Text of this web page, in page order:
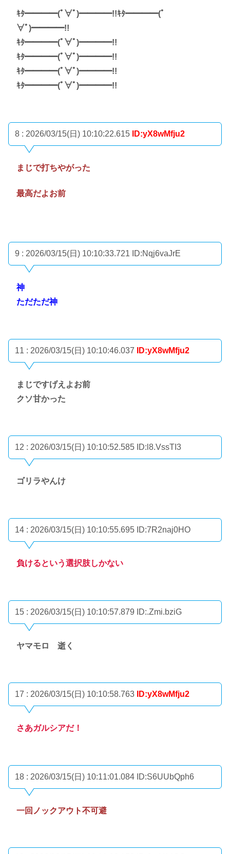
ｷﾀ━━━━(ﾟ∀ﾟ)━━━━!!ｷﾀ━━━━(ﾟ
∀ﾟ)━━━━!!
ｷﾀ━━━━(ﾟ∀ﾟ)━━━━!!
ｷﾀ━━━━(ﾟ∀ﾟ)━━━━!!
ｷﾀ━━━━(ﾟ∀ﾟ)━━━━!!
ｷﾀ━━━━(ﾟ∀ﾟ)━━━━!!
8 : 2026/03/15(日) 10:10:22.615 ID:yX8wMfju2
まじで打ちやがった
最高だよお前
9 : 2026/03/15(日) 10:10:33.721 ID:Nqj6vaJrE
神
ただただ神
11 : 2026/03/15(日) 10:10:46.037 ID:yX8wMfju2
まじですげえよお前
クソ甘かった
12 : 2026/03/15(日) 10:10:52.585 ID:l8.VssTI3
ゴリラやんけ
14 : 2026/03/15(日) 10:10:55.695 ID:7R2naj0HO
負けるという選択肢しかない
15 : 2026/03/15(日) 10:10:57.879 ID:.Zmi.bziG
ヤマモロ 逝く
17 : 2026/03/15(日) 10:10:58.763 ID:yX8wMfju2
さあガルシアだ！
18 : 2026/03/15(日) 10:11:01.084 ID:S6UUbQph6
一回ノックアウト不可避